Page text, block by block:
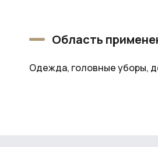
Область
Одежда, головные уборы,